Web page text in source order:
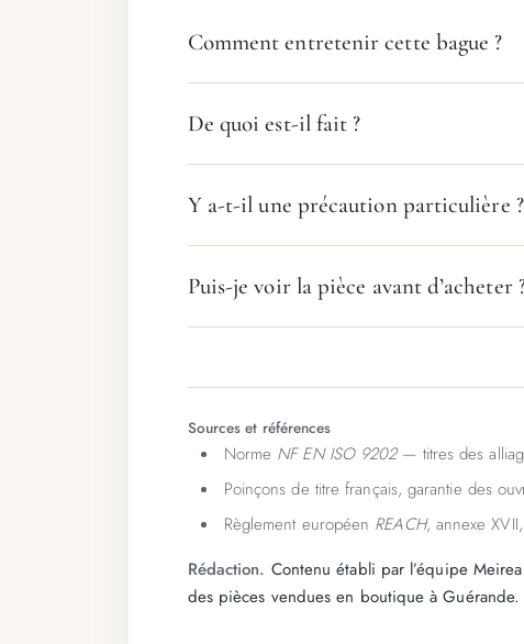
Comment entretenir cette bague ?
De quoi est-il fait ?
Y a-t-il une précaution particulière ?
Puis-je voir la pièce avant d’acheter
Sources et références
Norme NF EN ISO 9202— titres des
Poinçons de titre français, garantie des
Règlement européen REACH, annexe
Rédaction. Contenu établi par l’équipe
des pièces vendues en boutique à Guérande.